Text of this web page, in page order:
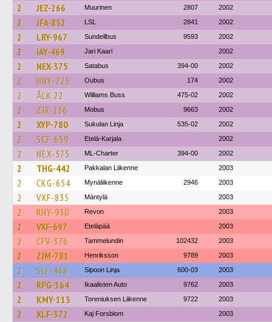
2 JEZ-266 Muurinen 2807 2002
2 JFA-852 LSL 2841 2002
2 LRY-967 Sundellbus 9593 2002
2 IAY-469 Jari Kaari 2002
2 NEX-375 Satabus 394-00 2002
2 HNY-725 Oubus 174 2002
2 ÅLK 22 Williams Buss 475-02 2002
2 ZJR-236 Mobus 9663 2002
2 XYP-780 Sukulan Linja 535-02 2002
2 SCF-659 Etelä-Karjala 2002
2 NEX-375 ML-Charter 394-00 2002
2 THG-442 Pakkalan Liikenne 2003
2 CKG-654 Mynäliikenne 2946 2003
2 VXF-835 Mäntylä 2003
2 RHY-930 Revon 2003
2 VXF-697 Eteläpää 2003
2 CFV-376 Tammelundin 102432 2003
2 ZJM-781 Henriksson 9789 2003
2 SLF-468 Sipoon Linja 600-03 2003
2 RPG-164 Ikaalisten Auto 9762 2003
2 KMY-113 Toreniuksen Liikenne 9722 2003
2 XLF-372 Kaj Forsblom 2003